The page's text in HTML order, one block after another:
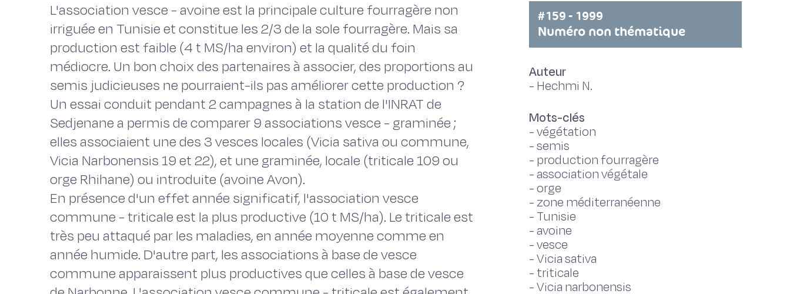
L'association vesce - avoine est la principale culture fourragère non
irriguée en Tunisie et constitue les 2/3 de la sole fourragère. Mais sa
production est faible (4 t MS/ha environ) et la qualité du foin
médiocre. Un bon choix des partenaires à associer, des proportions au
semis judicieuses ne pourraient-ils pas améliorer cette production ?
Un essai conduit pendant 2 campagnes à la station de l'INRAT de
Sedjenane a permis de comparer 9 associations vesce - graminée ;
elles associaient une des 3 vesces locales (Vicia sativa ou commune,
Vicia Narbonensis 19 et 22), et une graminée, locale (triticale 109 ou
orge Rhihane) ou introduite (avoine Avon).
En présence d'un effet année significatif, l'association vesce
commune - triticale est la plus productive (10 t MS/ha). Le triticale est
très peu attaqué par les maladies, en année moyenne comme en
année humide. D'autre part, les associations à base de vesce
commune apparaissent plus productives que celles à base de vesce
#159 - 1999
Numéro non thématique
Auteur
- Hechmi N.
Mots-clés
-végétation
-semis
- production fourragère
- association végétale
-orge
- zone méditerranéenne
- Tunisie
- avoine
-vesce
-Vicia sativa
- triticale
-Vicia narbonensis